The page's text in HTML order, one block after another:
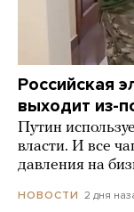
Российская
выходит из-
Путин
власти. И все
давления на
НОВОСТИ 2 дня